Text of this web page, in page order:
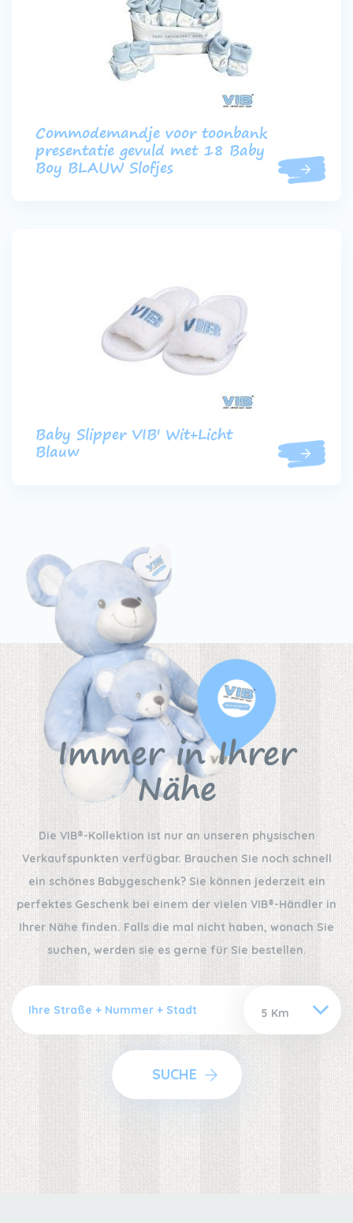
Commodemandje voor toonbank
presentatie gevuld met 18 Baby
Boy BLAUW Slofjes
Baby Slipper VIB' Wit+Licht
Blauw
Immer in Ihrer
Nähe
Die VIB®-Kollektion ist nur an unseren physischen
Verkaufspunkten verfügbar. Brauchen Sie noch schnell
ein schönes Babygeschenk? Sie können jederzeit ein
perfektes Geschenk bei einem der vielen VIB®-Händler in
Ihrer Nähe finden. Falls die mal nicht haben, wonach Sie
suchen, werden sie es gerne für Sie bestellen.
SUCHE